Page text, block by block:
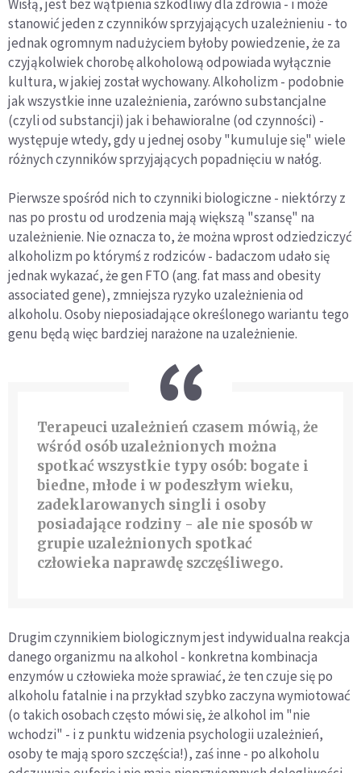
Wisłą, jest bez wątpienia szkodliwy dla zdrowia - i może
stanowić jeden z czynników sprzyjających uzależnieniu - to
jednak ogromnym nadużyciem byłoby powiedzenie, że za
czyjąkolwiek chorobę alkoholową odpowiada wyłącznie
kultura, w jakiej został wychowany. Alkoholizm - podobnie
jak wszystkie inne uzależnienia, zarówno substancjalne
(czyli od substancji) jak i behawioralne (od czynności) -
występuje wtedy, gdy u jednej osoby "kumuluje się" wiele
różnych czynników sprzyjających popadnięciu w nałóg.
Pierwsze spośród nich to czynniki biologiczne - niektórzy z
nas po prostu od urodzenia mają większą "szansę" na
uzależnienie. Nie oznacza to, że można wprost odziedziczyć
alkoholizm po którymś z rodziców - badaczom udało się
jednak wykazać, że gen FTO (ang. fat mass and obesity
associated gene), zmniejsza ryzyko uzależnienia od
alkoholu. Osoby nieposiadające określonego wariantu tego
genu będą więc bardziej narażone na uzależnienie.
Terapeuci uzależnień czasem mówią, że
wśród osób uzależnionych można
spotkać wszystkie typy osób: bogate i
biedne, młode i w podeszłym wieku,
zadeklarowanych singli i osoby
posiadające rodziny - ale nie sposób w
grupie uzależnionych spotkać
człowieka naprawdę szczęśliwego.
Drugim czynnikiem biologicznym jest indywidualna reakcja
danego organizmu na alkohol - konkretna kombinacja
enzymów u człowieka może sprawiać, że ten czuje się po
alkoholu fatalnie i na przykład szybko zaczyna wymiotować
(o takich osobach często mówi się, że alkohol im "nie
wchodzi" - i z punktu widzenia psychologii uzależnień,
osoby te mają sporo szczęścia!), zaś inne - po alkoholu